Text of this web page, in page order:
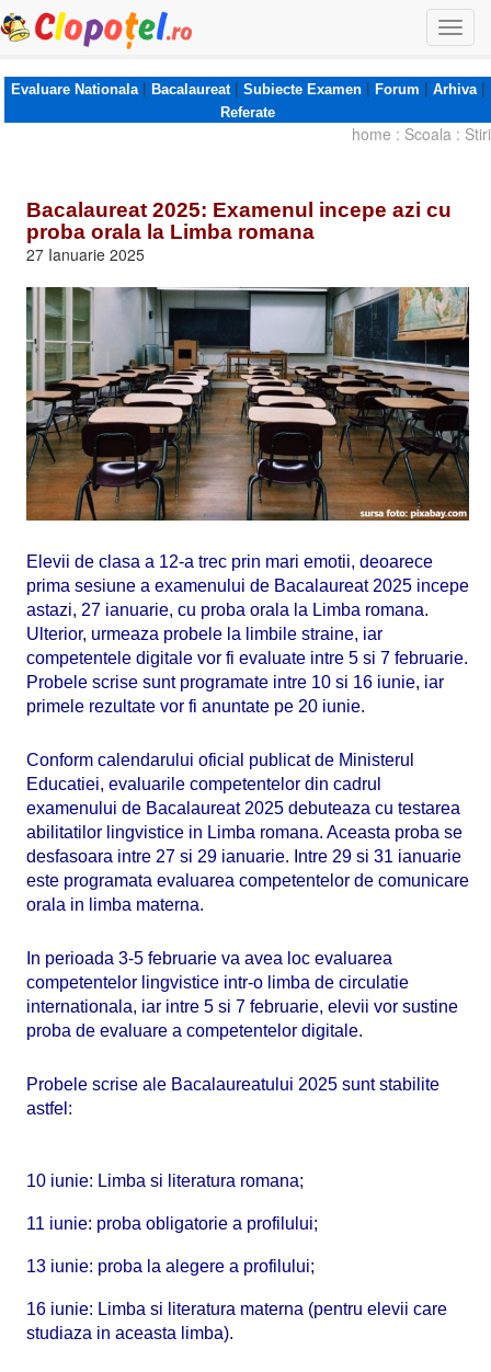
Evaluare Nationala| Bacalaureat| Subiecte Examen| Forum | Arhiva|
Referate
home : Scoala : Stiri
Bacalaureat 2025: Examenul incepe azi cu
proba orala la Limba romana
27 Ianuarie 2025
Elevii de clasa a 12-a trec prin mari emotii, deoarece
prima sesiune a examenului de Bacalaureat 2025 incepe
astazi, 27 ianuarie, cu proba orala la Limba romana.
Ulterior, urmeaza probele la limbile straine, iar
competentele digitale vor fi evaluate intre 5 si 7 februarie.
Probele scrise sunt programate intre 10 si 16 iunie, iar
primele rezultate vor fi anuntate pe 20 iunie.
Conform calendarului oficial publicat de Ministerul
Educatiei, evaluarile competentelor din cadrul
examenului de Bacalaureat 2025 debuteaza cu testarea
abilitatilor lingvistice in Limba romana. Aceasta proba se
desfasoara intre 27 si 29 ianuarie. Intre 29 si 31 ianuarie
este programata evaluarea competentelor de comunicare
orala in limba materna.
In perioada 3-5 februarie va avea loc evaluarea
competentelor lingvistice intr-o limba de circulatie
internationala, iar intre 5 si 7 februarie, elevii vor sustine
proba de evaluare a competentelor digitale.
Probele scrise ale Bacalaureatului 2025 sunt stabilite
astfel:
10 iunie: Limba si literatura romana;
11 iunie: proba obligatorie a profilului;
13 iunie: proba la alegere a profilului;
16 iunie: Limba si literatura materna (pentru elevii care
studiaza in aceasta limba).